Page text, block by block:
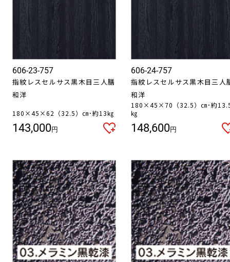
606-23-757
指紋レスセルサス黒木目三人膳
和洋
180×45×62（32.5）㎝･約13㎏
143,000円
606-24-757
指紋レスセルサス黒木目三人
和洋
180×45×70（32.5）㎝･約
㎏
148,600円
お買い物を続ける カートへ進む